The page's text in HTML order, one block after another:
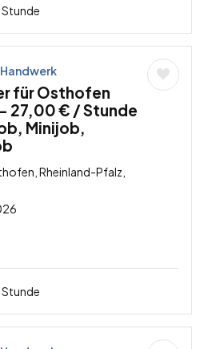
Stunde
für Osthofen
27,00 € / Stunde
Minijob,
Rheinland-Pfalz,
Stunde